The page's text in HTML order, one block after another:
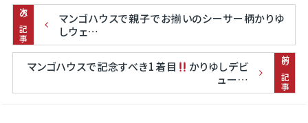
次の記事
マンゴハウスで親子でお揃いのシーサー柄かりゆ
しウェ…
前の記事
マンゴハウスで記念すべき1着目
かりゆしデビ
ュー…